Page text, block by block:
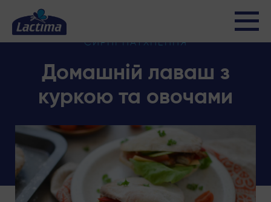
СИРНІ НАТХНЕННЯ
Домашній лаваш з
куркою та овочами